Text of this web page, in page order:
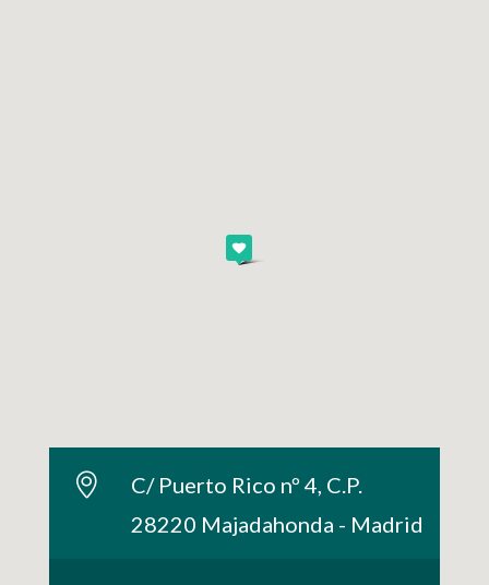
C/ Puerto Rico nº 4, C.P.
28220 Majadahonda - Madrid